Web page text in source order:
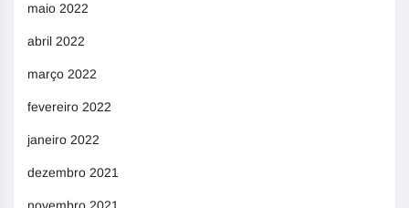
maio 2022
abril 2022
março 2022
fevereiro 2022
janeiro 2022
dezembro 2021